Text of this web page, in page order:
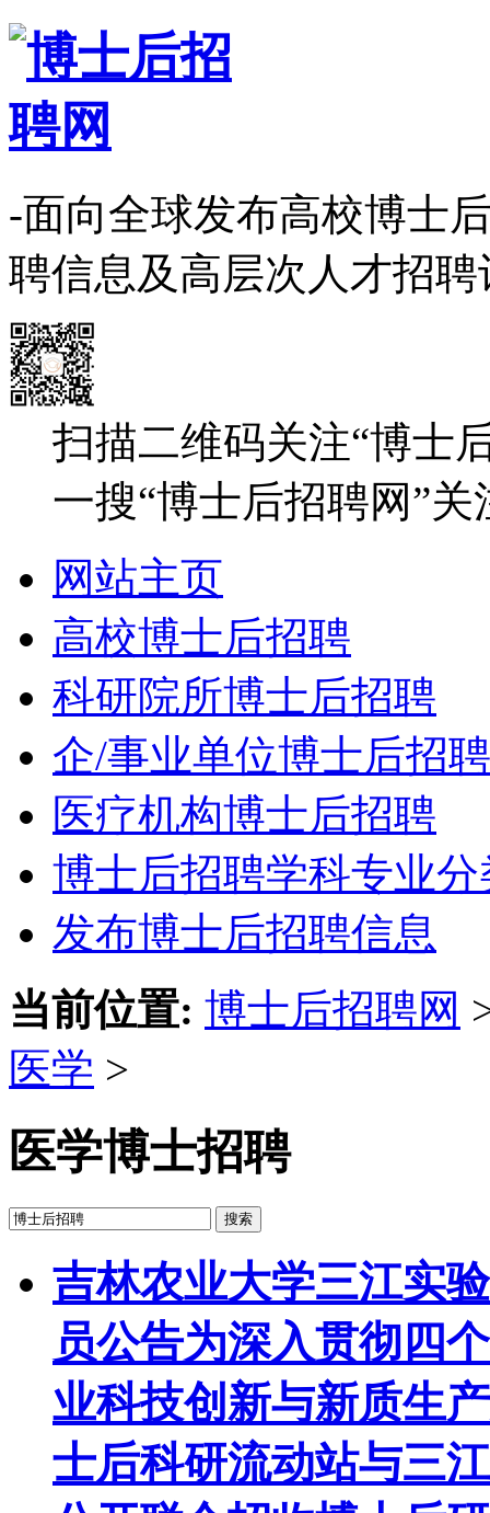
-面向全球发布高校博士
聘信息及高层次人才招聘
扫描二维码关注“博士
一搜“博士后招聘网”关
网站主页
高校博士后招聘
科研院所博士后招聘
企/事业单位博士后招聘
医疗机构博士后招聘
博士后招聘学科专业分
发布博士后招聘信息
当前位置: 博士后招聘网
医学 >
医学博士招聘
搜索
吉林农业大学三江实
员公告为深入贯彻四
业科技创新与新质生
士后科研流动站与三